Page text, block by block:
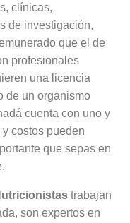
clínicas,
de investigación,
que el de
profesionales
una licencia
de un organismo
cuenta con uno y
costos pueden
que sepas en
trabajan
son expertos en